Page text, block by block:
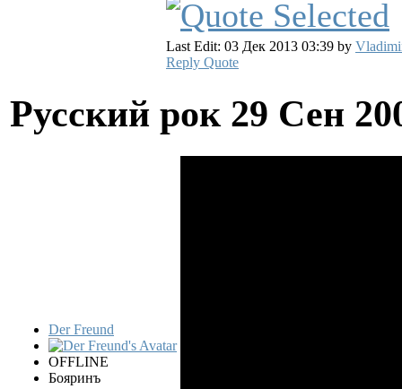
Last Edit: 03 Дек 2013 03:39 by
Reply Quote
Русский рок 29 Сен
Der Freund
OFFLINE
Бояринъ